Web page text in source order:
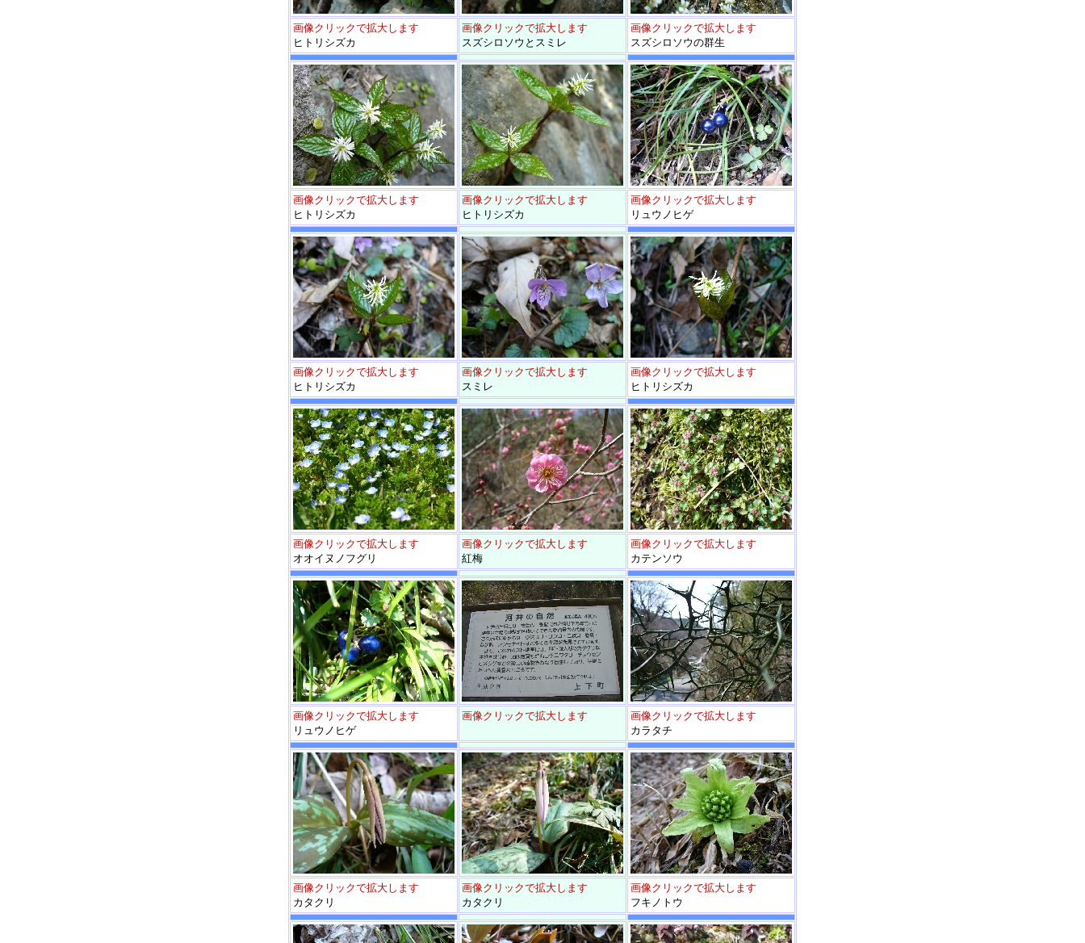
画像クリックで拡大します
ヒトリシズカ
画像クリックで拡大します
スズシロソウとスミレ
画像クリックで拡大します
スズシロソウの群生
画像クリックで拡大します
ヒトリシズカ
画像クリックで拡大します
ヒトリシズカ
画像クリックで拡大します
リュウノヒゲ
画像クリックで拡大します
ヒトリシズカ
画像クリックで拡大します
スミレ
画像クリックで拡大します
ヒトリシズカ
画像クリックで拡大します
オオイヌノフグリ
画像クリックで拡大します
紅梅
画像クリックで拡大します
カテンソウ
画像クリックで拡大します
リュウノヒゲ
画像クリックで拡大します
画像クリックで拡大します
カラタチ
画像クリックで拡大します
カタクリ
画像クリックで拡大します
カタクリ
画像クリックで拡大します
フキノトウ